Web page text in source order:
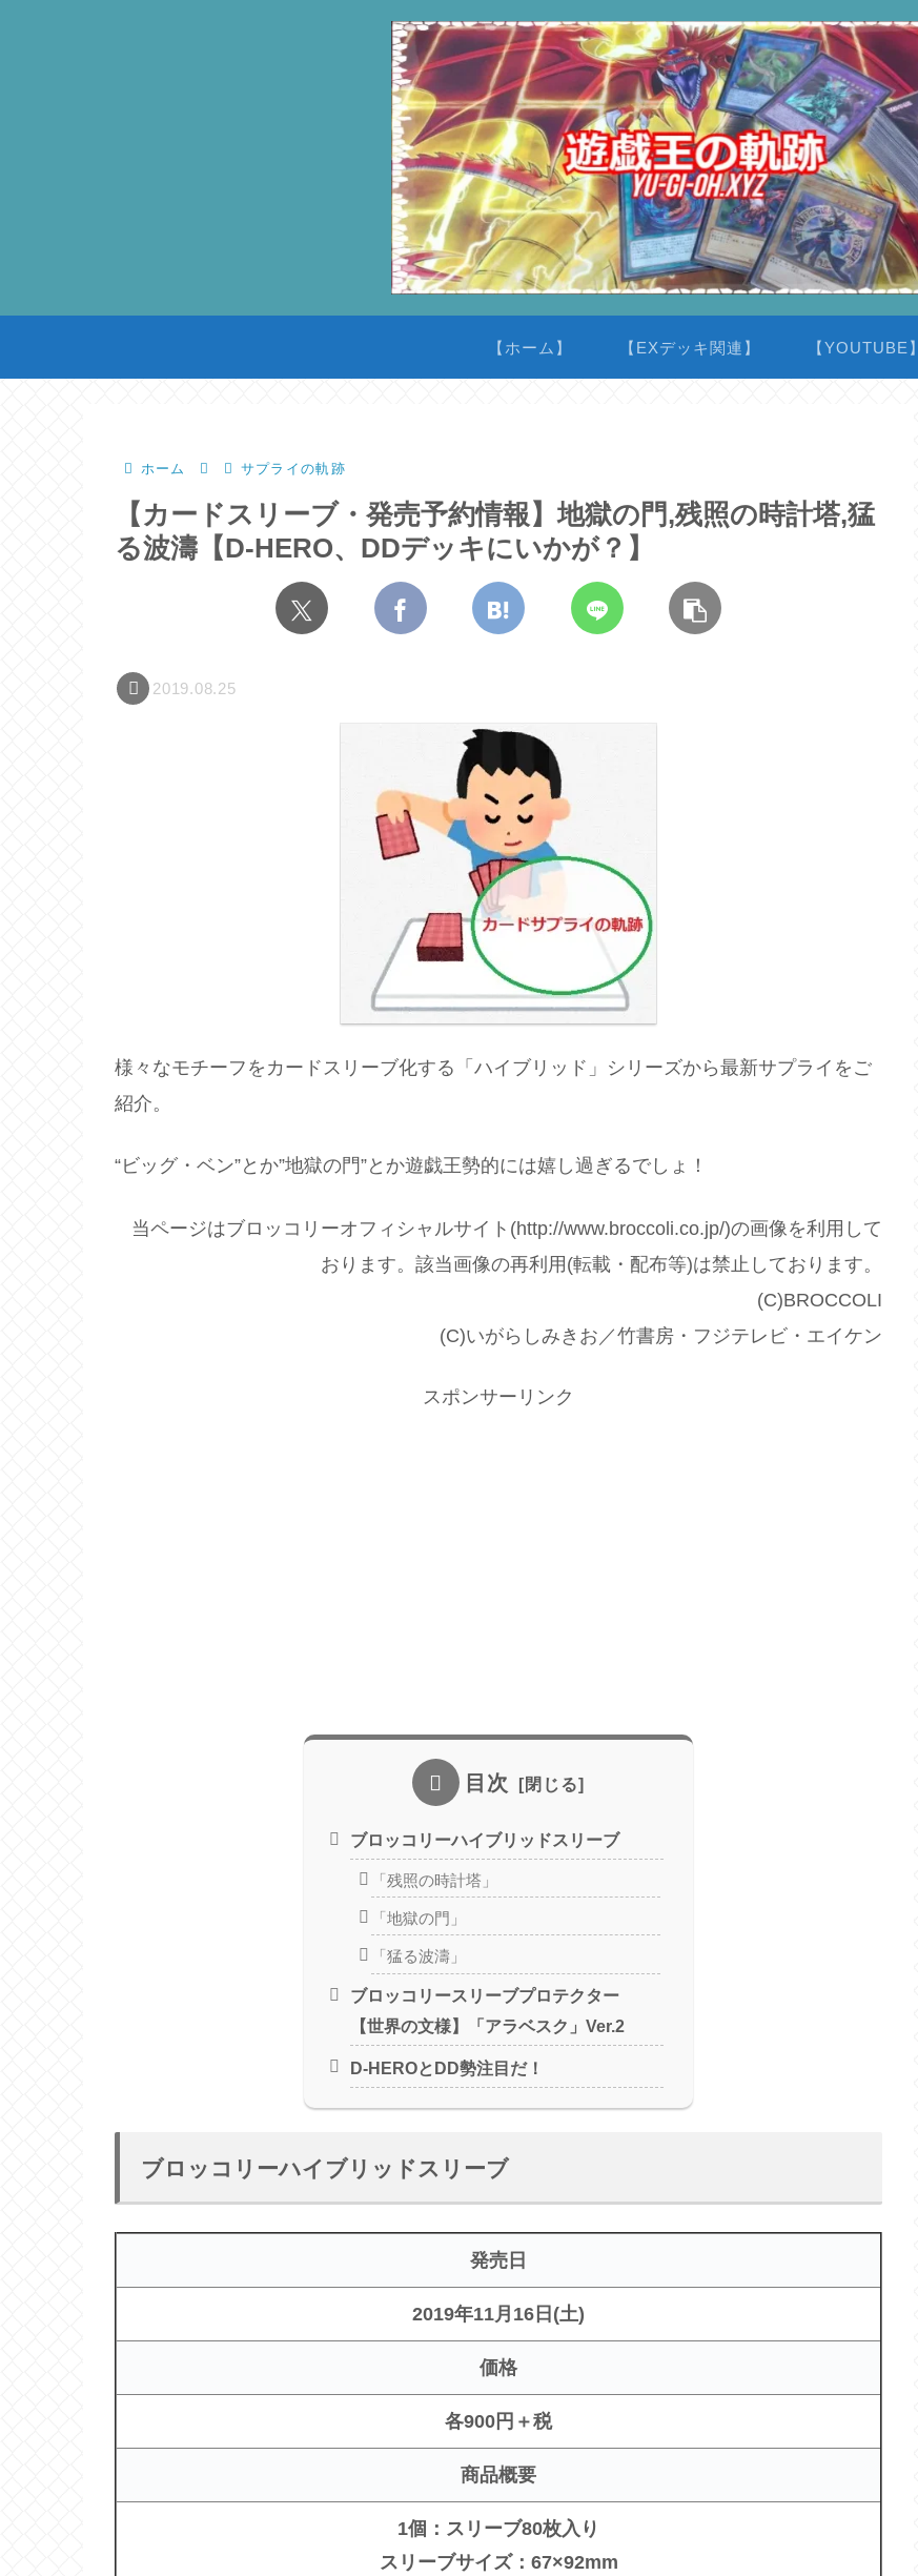
【ホーム】 【EXデッキ関連】 【YOUTUBE】
ホーム サプライの軌跡
【カードスリーブ・発売予約情報】地獄の門,残照の時計塔,猛
る波濤【D-HERO、DDデッキにいかが？】
2019.08.25
様々なモチーフをカードスリーブ化する「ハイブリッド」シリーズから最新サプライをご
紹介。
“ビッグ・ベン”とか”地獄の門”とか遊戯王勢的には嬉し過ぎるでしょ！
当ページはブロッコリーオフィシャルサイト(http://www.broccoli.co.jp/)の画像を利用して
おります。該当画像の再利用(転載・配布等)は禁止しております。
(C)BROCCOLI
(C)いがらしみきお／竹書房・フジテレビ・エイケン
スポンサーリンク
目次
ブロッコリーハイブリッドスリーブ
「残照の時計塔」
「地獄の門」
「猛る波濤」
ブロッコリースリーブプロテクター
【世界の文様】「アラベスク」Ver.2
D-HEROとDD勢注目だ！
ブロッコリーハイブリッドスリーブ
発売日
2019年11月16日(土)
価格
各900円＋税
商品概要
1個：スリーブ80枚入り
スリーブサイズ：67×92mm